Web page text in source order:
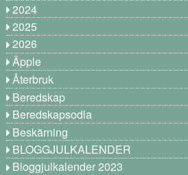
2024
2025
2026
Äpple
Återbruk
Beredskap
Beredskapsodla
Beskärning
BLOGGJULKALENDER
Bloggjulkalender 2023